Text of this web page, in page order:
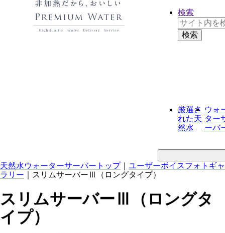
厳選さ
れた天
然水
ウォ
ター
ーバ
検索
天然水ウォーターサーバートップ｜ ユーザーボイスフォトギャ
ラリー
スリムサーバーⅢ（ロングタイプ）
スリムサーバーⅢ（ロングタ
イプ）